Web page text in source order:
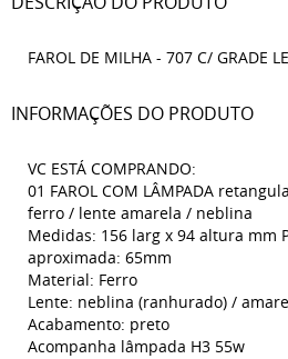
FAROL DE MILHA - 707 C/ GRADE
INFORMAÇÕES DO PRODUTO
VC ESTÁ COMPRANDO:
01 FAROL COM LÂMPADA
ferro / lente amarela / neblina
Medidas: 156 larg x 94 altura mm
aproximada: 65mm
Material: Ferro
Lente: neblina (ranhurado) /
Acabamento: preto
Acompanha lâmpada H3 55w